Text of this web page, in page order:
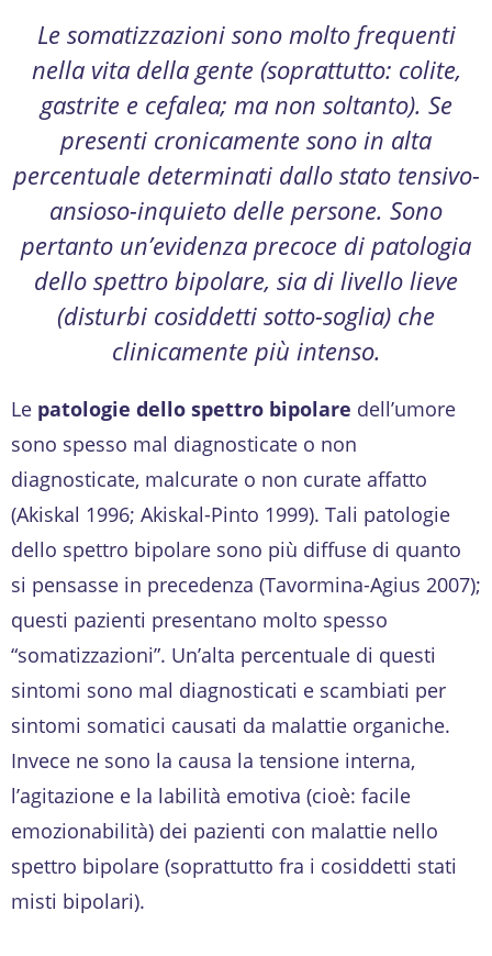
Le somatizzazioni sono molto frequenti
nella vita della gente (soprattutto: colite,
gastrite e cefalea; ma non soltanto). Se
presenti cronicamente sono in alta
percentuale determinati dallo stato tensivo-
ansioso-inquieto delle persone. Sono
pertanto un’evidenza precoce di patologia
dello spettro bipolare, sia di livello lieve
(disturbi cosiddetti sotto-soglia) che
clinicamente più intenso.
Le patologie dello spettro bipolare dell’umore
sono spesso mal diagnosticate o non
diagnosticate, malcurate o non curate affatto
(Akiskal 1996; Akiskal-Pinto 1999). Tali patologie
dello spettro bipolare sono più diffuse di quanto
si pensasse in precedenza (Tavormina-Agius 2007);
questi pazienti presentano molto spesso
“somatizzazioni”. Un’alta percentuale di questi
sintomi sono mal diagnosticati e scambiati per
sintomi somatici causati da malattie organiche.
Invece ne sono la causa la tensione interna,
l’agitazione e la labilità emotiva (cioè: facile
emozionabilità) dei pazienti con malattie nello
spettro bipolare (soprattutto fra i cosiddetti stati
misti bipolari).